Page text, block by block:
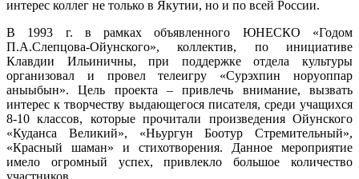
интерес коллег не только в Якутии, но и по всей России.
В 1993 г. в рамках объявленного ЮНЕСКО «Годом
П.А.Слепцова-Ойунского», коллектив, по инициативе
Клавдии Ильиничны, при поддержке отдела культуры
организовал и провел телеигру «Сурэхпин норуоппар
аныыбын». Цель проекта – привлечь внимание, вызвать
интерес к творчеству выдающегося писателя, среди учащихся
8-10 классов, которые прочитали произведения Ойунского
«Куданса Великий», «Ньургун Боотур Стремительный»,
«Красный шаман» и стихотворения. Данное мероприятие
имело огромный успех, привлекло большое количество